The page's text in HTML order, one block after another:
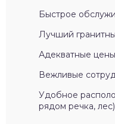
Быстрое
Лучший
Адекватные цены
Вежливые
Удобное
рядом речка, лес)